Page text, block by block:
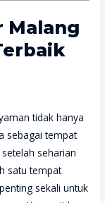
Malang
tidak hanya
sebagai tempat
seharian
satu tempat
sekali untuk